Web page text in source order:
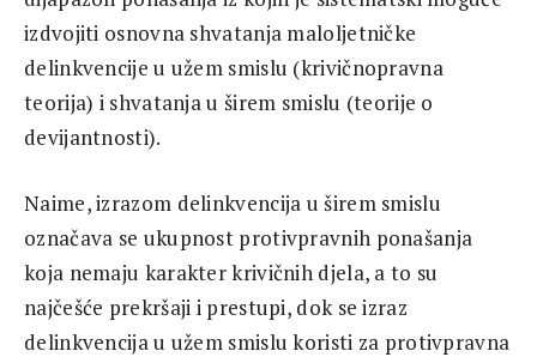
izdvojiti osnovna shvatanja maloljetničke
delinkvencije u užem smislu (krivičnopravna
teorija) i shvatanja u širem smislu (teorije o
devijantnosti).
Naime, izrazom delinkvencija u širem smislu
označava se ukupnost protivpravnih ponašanja
koja nemaju karakter krivičnih djela, a to su
najčešće prekršaji i prestupi, dok se izraz
delinkvencija u užem smislu koristi za protivpravna